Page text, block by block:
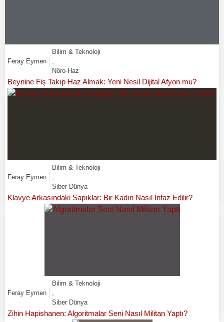
Feray Eymen
Bilim & Teknoloji
,
Nöro-Haz
Beynine Fiş Takıp Haz Almak: Yeni Nesil Dijital Afyon mu?
Feray Eymen
Bilim & Teknoloji
,
Siber Dünya
Klavye Arkasındaki Sapıklar: Bir Kadın Nasıl İnfaz Edilir?
Feray Eymen
Bilim & Teknoloji
,
Siber Dünya
Zihin Hapishanen: Algoritmalar Seni Nasıl Militan Yaptı?